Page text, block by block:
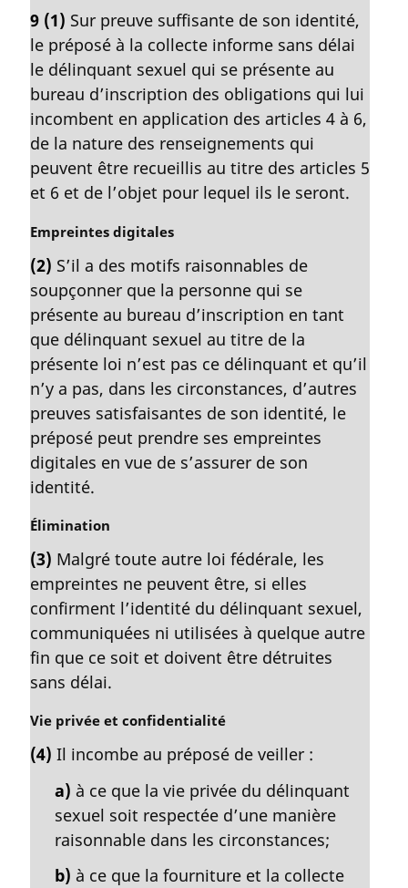
t
e
m
a
g
i
n
a
e
9 (1) Sur preuve suffisante de son identité,
le préposé à la collecte informe sans délai
le délinquant sexuel qui se présente au
bureau d’inscription des obligations qui lui
incombent en application des articles 4 à 6,
de la nature des renseignements qui
peuvent être recueillis au titre des articles 5
et 6 et de l’objet pour lequel ils le seront.
N
t
e
m
a
g
i
n
a
l
e
:
Empreintes digitales
(2) S’il a des motifs raisonnables de
soupçonner que la personne qui se
présente au bureau d’inscription en tant
que délinquant sexuel au titre de la
présente loi n’est pas ce délinquant et qu’il
n’y a pas, dans les circonstances, d’autres
preuves satisfaisantes de son identité, le
préposé peut prendre ses empreintes
digitales en vue de s’assurer de son
identité.
N
t
e
m
a
g
i
a
l
e
Élimination
(3) Malgré toute autre loi fédérale, les
empreintes ne peuvent être, si elles
confirment l’identité du délinquant sexuel,
communiquées ni utilisées à quelque autre
fin que ce soit et doivent être détruites
sans délai.
N
t
Vie privée et confidentialité
(4) Il incombe au préposé de veiller :
a) à ce que la vie privée du délinquant
sexuel soit respectée d’une manière
raisonnable dans les circonstances;
b) à ce que la fourniture et la collecte